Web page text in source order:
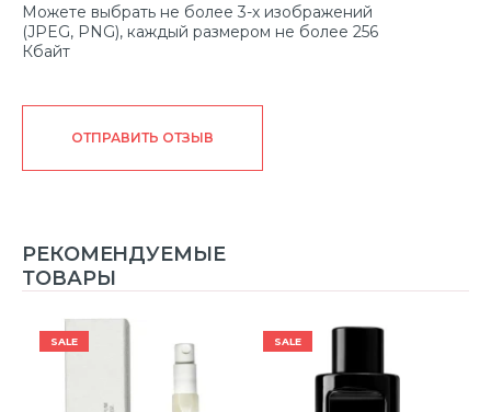
Можете выбрать не более 3-х изображений
(JPEG, PNG), каждый размером не более 256
Кбайт
ОТПРАВИТЬ ОТЗЫВ
РЕКОМЕНДУЕМЫЕ
ТОВАРЫ
SALE SALE